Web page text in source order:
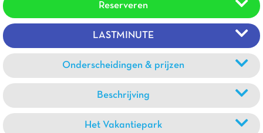
Reserveren
LASTMINUTE
Onderscheidingen & prijzen
Beschrijving
Het Vakantiepark